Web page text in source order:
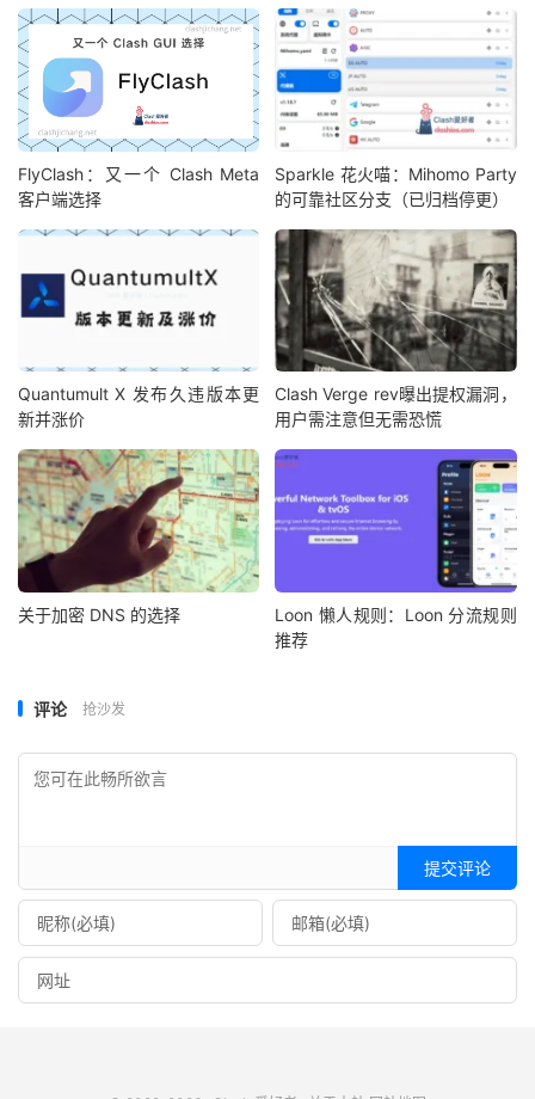
FlyClash：又一个 Clash Meta
客户端选择
Sparkle 花火喵：Mihomo Party
的可靠社区分支（已归档停更）
Quantumult X 发布久违版本更
新并涨价
Clash Verge rev曝出提权漏洞，
用户需注意但无需恐慌
关于加密 DNS 的选择
Loon 懒人规则：Loon 分流规则
推荐
评论 抢沙发
提交评论